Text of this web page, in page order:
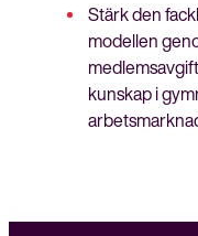
Stärk den
modellen
kunskap i